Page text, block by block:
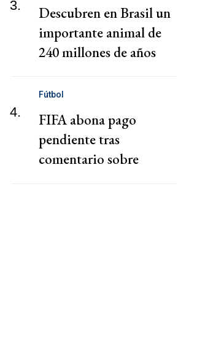
3.
Descubren en Brasil un
importante animal de
240 millones de años
4.
Fútbol
FIFA abona pago
pendiente tras
comentario sobre